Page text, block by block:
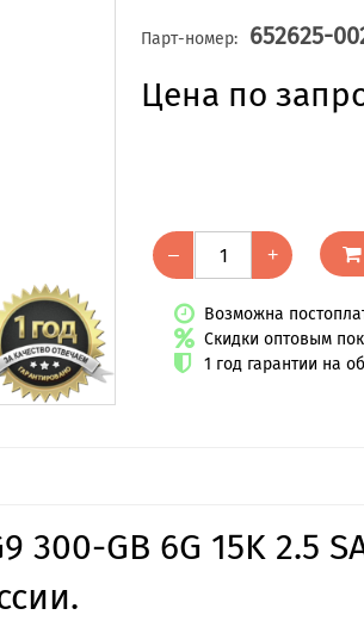
Парт-номер: 652625-
Цена по
– +
Возможна
Скидки оптовым
1 год гарантии на
300-GB 6G 15K 2.5